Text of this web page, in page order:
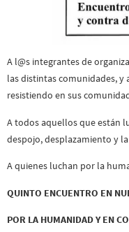
A l@s integrantes de
las distintas comunidades, y
resistiendo en sus
A todos aquellos que están
despojo, desplazamiento y
A quienes luchan por la
QUINTO ENCUENTRO EN
POR LA HUMANIDAD Y EN